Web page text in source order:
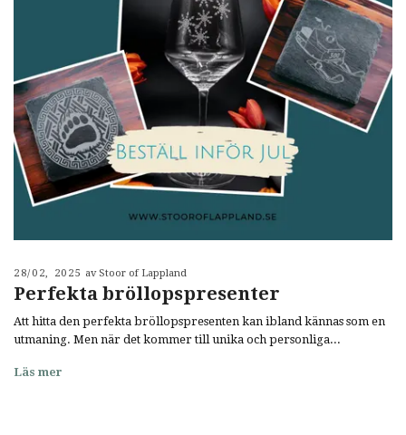
28/02, 2025 av Stoor of Lappland
Perfekta bröllopspresenter
Att hitta den perfekta bröllopspresenten kan ibland kännas som en
utmaning. Men när det kommer till unika och personliga...
Läs mer